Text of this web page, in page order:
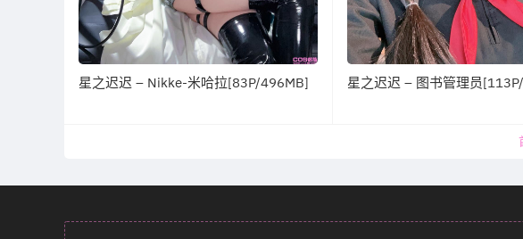
星之迟迟 – Nikke-米哈拉[83P/496MB] 星之迟迟 – 图书管理员